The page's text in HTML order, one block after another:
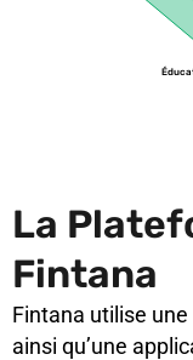
La
Fintana
Fintana utilise
ainsi qu’une